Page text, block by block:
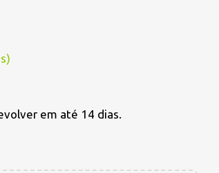
)
em até 14 dias.